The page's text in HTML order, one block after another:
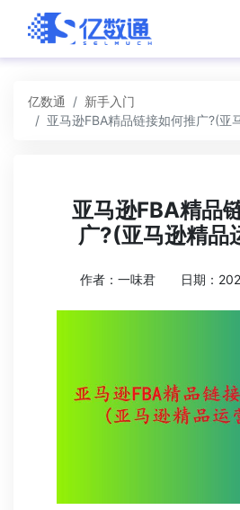
亿数通
新手入门
亚马逊FBA精品链接如何推广?(亚
亚马逊FBA精品
广?(亚马逊精品
作者：一味君 日期：